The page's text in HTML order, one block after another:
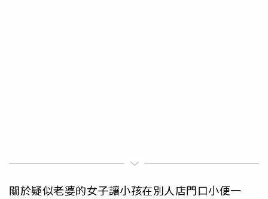
關於疑似老婆的女子讓小孩在別人店門口小便一